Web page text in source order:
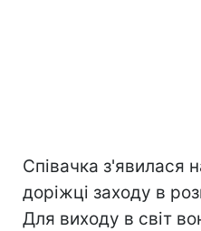
Співачка з'явилася
доріжці заходу в
Для виходу в світ